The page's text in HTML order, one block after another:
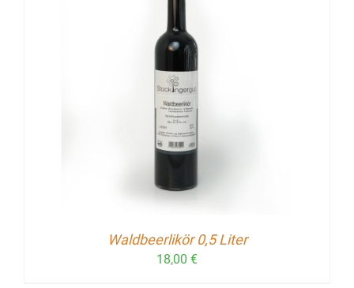
Waldbeerlikör 0,5 Liter
18,00 €